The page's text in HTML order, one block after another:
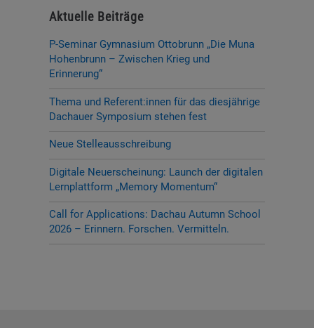
Aktuelle Beiträge
P-Seminar Gymnasium Ottobrunn „Die Muna
Hohenbrunn – Zwischen Krieg und
Erinnerung“
Thema und Referent:innen für das diesjährige
Dachauer Symposium stehen fest
Neue Stelleausschreibung
Digitale Neuerscheinung: Launch der digitalen
Lernplattform „Memory Momentum“
Call for Applications: Dachau Autumn School
2026 – Erinnern. Forschen. Vermitteln.